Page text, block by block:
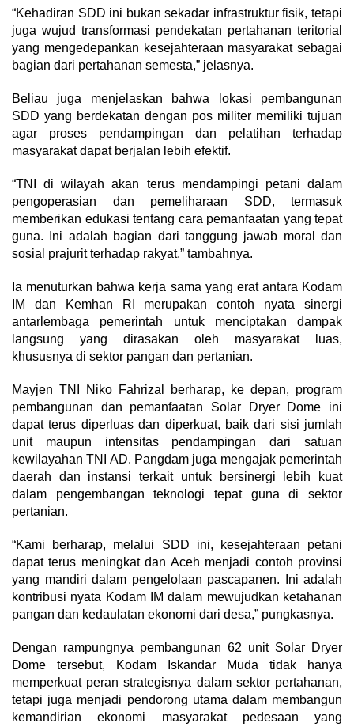
“Kehadiran SDD ini bukan sekadar infrastruktur fisik, tetapi
juga wujud transformasi pendekatan pertahanan teritorial
yang mengedepankan kesejahteraan masyarakat sebagai
bagian dari pertahanan semesta,” jelasnya.
Beliau juga menjelaskan bahwa lokasi pembangunan
SDD yang berdekatan dengan pos militer memiliki tujuan
agar proses pendampingan dan pelatihan terhadap
masyarakat dapat berjalan lebih efektif.
“TNI di wilayah akan terus mendampingi petani dalam
pengoperasian dan pemeliharaan SDD, termasuk
memberikan edukasi tentang cara pemanfaatan yang tepat
guna. Ini adalah bagian dari tanggung jawab moral dan
sosial prajurit terhadap rakyat,” tambahnya.
Ia menuturkan bahwa kerja sama yang erat antara Kodam
IM dan Kemhan RI merupakan contoh nyata sinergi
antarlembaga pemerintah untuk menciptakan dampak
langsung yang dirasakan oleh masyarakat luas,
khususnya di sektor pangan dan pertanian.
Mayjen TNI Niko Fahrizal berharap, ke depan, program
pembangunan dan pemanfaatan Solar Dryer Dome ini
dapat terus diperluas dan diperkuat, baik dari sisi jumlah
unit maupun intensitas pendampingan dari satuan
kewilayahan TNI AD. Pangdam juga mengajak pemerintah
daerah dan instansi terkait untuk bersinergi lebih kuat
dalam pengembangan teknologi tepat guna di sektor
pertanian.
“Kami berharap, melalui SDD ini, kesejahteraan petani
dapat terus meningkat dan Aceh menjadi contoh provinsi
yang mandiri dalam pengelolaan pascapanen. Ini adalah
kontribusi nyata Kodam IM dalam mewujudkan ketahanan
pangan dan kedaulatan ekonomi dari desa,” pungkasnya.
Dengan rampungnya pembangunan 62 unit Solar Dryer
Dome tersebut, Kodam Iskandar Muda tidak hanya
memperkuat peran strategisnya dalam sektor pertahanan,
tetapi juga menjadi pendorong utama dalam membangun
kemandirian ekonomi masyarakat pedesaan yang